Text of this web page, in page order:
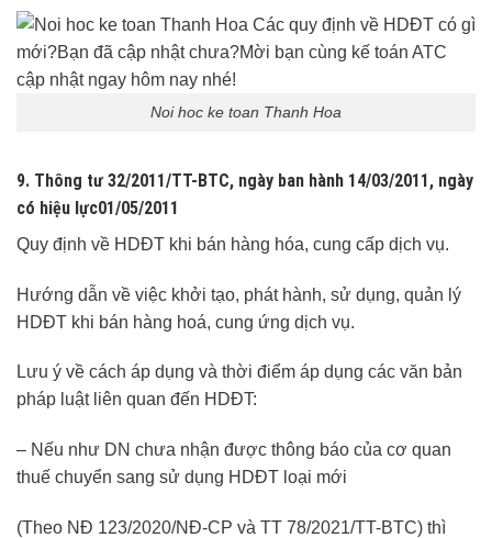
Noi hoc ke toan Thanh Hoa
9. Thông tư 32/2011/TT-BTC, ngày ban hành 14/03/2011, ngày
có hiệu lực01/05/2011
Quy định về HDĐT khi bán hàng hóa, cung cấp dịch vụ.
Hướng dẫn về việc khởi tạo, phát hành, sử dụng, quản lý
HDĐT khi bán hàng hoá, cung ứng dịch vụ.
Lưu ý về cách áp dụng và thời điểm áp dụng các văn bản
pháp luật liên quan đến HDĐT:
– Nếu như DN chưa nhận được thông báo của cơ quan
thuế chuyển sang sử dụng HDĐT loại mới
(Theo NĐ 123/2020/NĐ-CP và TT 78/2021/TT-BTC) thì